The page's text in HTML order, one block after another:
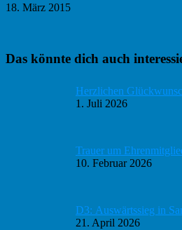
18. März 2015
Haupt-
Das könnte dich auch
Herzlichen
1. Juli 2026
Trauer um
10. Februar 2026
D3: Auswärtssieg in
21. April 2026